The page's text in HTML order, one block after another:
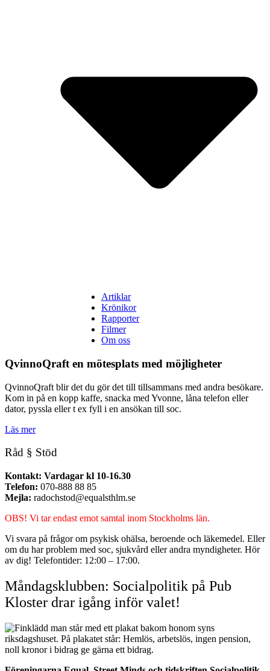
Artiklar
Krönikor
Rapporter
Filmer
Om oss
QvinnoQraft en mötesplats med möjligheter
QvinnoQraft blir det du gör det till tillsammans med andra besökare.
Kom in på en kopp kaffe, snacka med Yvonne, låna telefon eller
dator, pyssla eller t ex fyll i en ansökan till soc.
Läs mer
Råd § Stöd
Kontakt: Vardagar kl 10-16.30
Telefon: 070-888 88 85
Mejla: radochstod@equalsthlm.se
OBS! Vi tar endast emot samtal inom Stockholms län.
Vi svara på frågor om psykisk ohälsa, beroende och läkemedel. Eller
om du har problem med soc, sjukvård eller andra myndigheter. Hör
av dig! Telefontider: 12:00 – 17:00.
Måndagsklubben: Socialpolitik på Pub
Kloster drar igång inför valet!